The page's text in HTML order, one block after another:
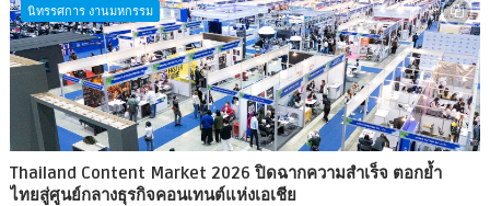
นิทรรศการ งานมหกรรม
Thailand Content Market 2026 ปิดฉากความสำเร็จ ตอกย้ำ
ไทยสู่ศูนย์กลางธุรกิจคอนเทนต์แห่งเอเชีย